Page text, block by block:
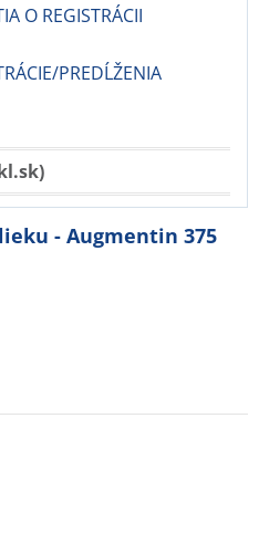
O REGISTRÁCII
PREDĹŽENIA
- Augmentin 375